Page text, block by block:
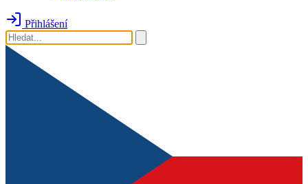
Přihlášení